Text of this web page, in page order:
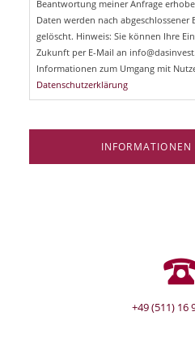
Beantwortung meiner Anfrage
Daten werden nach abgeschlossener
gelöscht. Hinweis: Sie können Ihre
Zukunft per E-Mail an
Informationen zum Umgang mit
Datenschutzerklärung
INFORMATIONEN
+49 (511) 16